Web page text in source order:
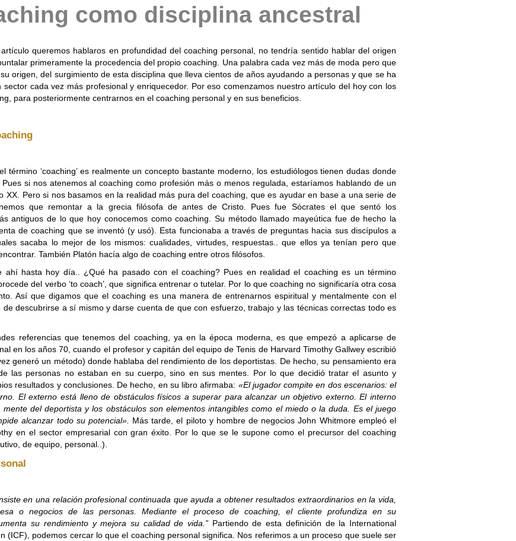
como disciplina ancestral
queremos hablaros en profundidad del coaching personal, no tendría sentido hablar del origen
primeramente la procedencia del propio coaching. Una palabra cada vez más de moda pero que
origen, del surgimiento de esta disciplina que lleva cientos de años ayudando a personas y que se ha
sector cada vez más profesional y enriquecedor. Por eso comenzamos nuestro artículo del hoy con los
para posteriormente centrarnos en el coaching personal y en sus beneficios.
término ‘coaching’ es realmente un concepto bastante moderno, los estudiólogos tienen dudas donde
si nos atenemos al coaching como profesión más o menos regulada, estaríamos hablando de un
XX. Pero si nos basamos en la realidad más pura del coaching, que es ayudar en base a una serie de
que remontar a la grecia filósofa de antes de Cristo. Pues fue Sócrates el que sentó los
antiguos de lo que hoy conocemos como coaching. Su método llamado mayeútica fue de hecho la
de coaching que se inventó (y usó). Esta funcionaba a través de preguntas hacia sus discípulos a
sacaba lo mejor de los mismos: cualidades, virtudes, respuestas.. que ellos ya tenían pero que
También Platón hacía algo de coaching entre otros filósofos.
ahí hasta hoy día.. ¿Qué ha pasado con el coaching? Pues en realidad el coaching es un término
del verbo ‘to coach’, que significa entrenar o tutelar. Por lo que coaching no significaría otra cosa
Así que digamos que el coaching es una manera de entrenarnos espiritual y mentalmente con el
de descubrirse a sí mismo y darse cuenta de que con esfuerzo, trabajo y las técnicas correctas todo es
referencias que tenemos del coaching, ya en la época moderna, es que empezó a aplicarse de
en los años 70, cuando el profesor y capitán del equipo de Tenis de Harvard Timothy Gallwey escribió
generó un método) donde hablaba del rendimiento de los deportistas. De hecho, su pensamiento era
las personas no estaban en su cuerpo, sino en sus mentes. Por lo que decidió tratar el asunto y
resultados y conclusiones. De hecho, en su libro afirmaba: «El jugador compite en dos escenarios: el
El externo está lleno de obstáculos físicos a superar para alcanzar un objetivo externo. El interno
del deportista y los obstáculos son elementos intangibles como el miedo o la duda. Es el juego
alcanzar todo su potencial». Más tarde, el piloto y hombre de negocios John Whitmore empleó el
en el sector empresarial con gran éxito. Por lo que se le supone como el precursor del coaching
de equipo, personal..).
en una relación profesional continuada que ayuda a obtener resultados extraordinarios en la vida,
o negocios de las personas. Mediante el proceso de coaching, el cliente profundiza en su
su rendimiento y mejora su calidad de vida.” Partiendo de esta definición de la International
(ICF) , podemos cercar lo que el coaching personal significa. Nos referimos a un proceso que suele ser